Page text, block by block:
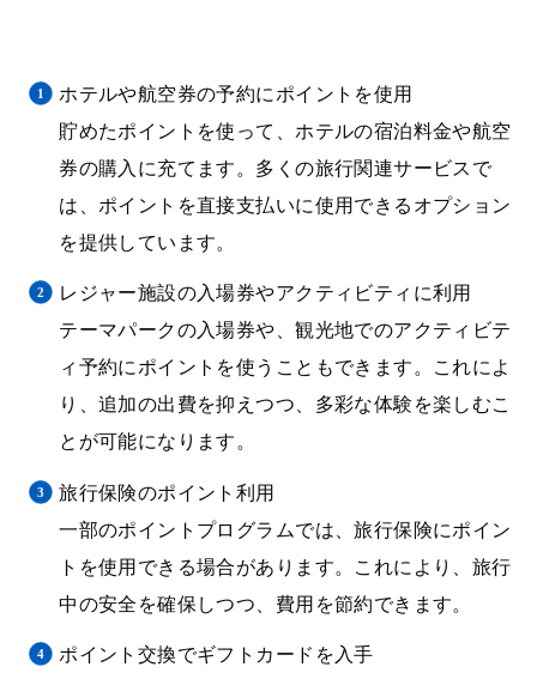
ホテルや航空券の予約にポイントを使用
貯めたポイントを使って、ホテルの宿泊料金や航空
券の購入に充てます。多くの旅行関連サービスで
は、ポイントを直接支払いに使用できるオプション
を提供しています。
レジャー施設の入場券やアクティビティに利用
テーマパークの入場券や、観光地でのアクティビテ
ィ予約にポイントを使うこともできます。これによ
り、追加の出費を抑えつつ、多彩な体験を楽しむこ
とが可能になります。
旅行保険のポイント利用
一部のポイントプログラムでは、旅行保険にポイン
トを使用できる場合があります。これにより、旅行
中の安全を確保しつつ、費用を節約できます。
ポイント交換でギフトカードを入手